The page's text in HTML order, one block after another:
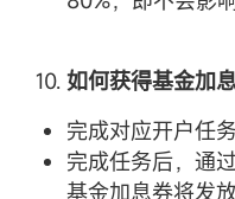
如何获得基金加
完成对应开户任务
完成任务后，通
基金加息券将发